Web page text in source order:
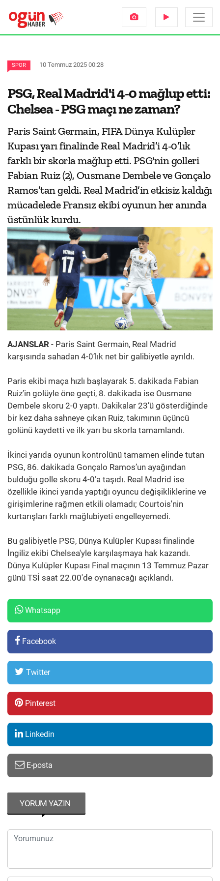
SPOR 10 Temmuz 2025 00:28
PSG, Real Madrid'i 4-0 mağlup etti:
Chelsea - PSG maçı ne zaman?
Paris Saint Germain, FIFA Dünya Kulüpler
Kupası yarı finalinde Real Madrid’i 4-0’lık
farklı bir skorla mağlup etti. PSG'nin golleri
Fabian Ruiz (2), Ousmane Dembele ve Gonçalo
Ramos’tan geldi. Real Madrid’in etkisiz kaldığı
mücadelede Fransız ekibi oyunun her anında
üstünlük kurdu.
AJANSLAR - Paris Saint Germain, Real Madrid
karşısında sahadan 4-0’lık net bir galibiyetle ayrıldı.
Paris ekibi maça hızlı başlayarak 5. dakikada Fabian
Ruiz’in golüyle öne geçti, 8. dakikada ise Ousmane
Dembele skoru 2-0 yaptı. Dakikalar 23’ü gösterdiğinde
bir kez daha sahneye çıkan Ruiz, takımının üçüncü
golünü kaydetti ve ilk yarı bu skorla tamamlandı.
İkinci yarıda oyunun kontrolünü tamamen elinde tutan
PSG, 86. dakikada Gonçalo Ramos’un ayağından
bulduğu golle skoru 4-0’a taşıdı. Real Madrid ise
özellikle ikinci yarıda yaptığı oyuncu değişikliklerine ve
girişimlerine rağmen etkili olamadı; Courtois'nin
kurtarışları farklı mağlubiyeti engelleyemedi.
Bu galibiyetle PSG, Dünya Kulüpler Kupası finalinde
İngiliz ekibi Chelsea'yle karşılaşmaya hak kazandı.
Dünya Kulüpler Kupası Final maçının 13 Temmuz Pazar
günü TSİ saat 22.00'de oynanacağı açıklandı.
Whatsapp
Facebook
Twitter
Pinterest
Linkedin
E-posta
YORUM YAZIN